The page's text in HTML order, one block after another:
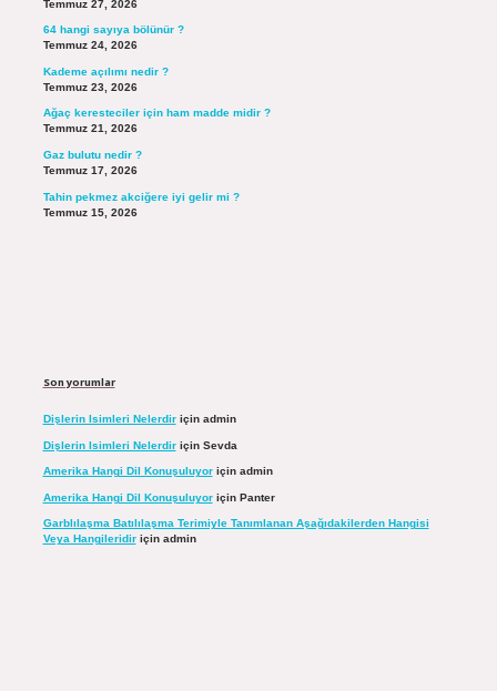
Temmuz 27, 2026
64 hangi sayıya bölünür ?
Temmuz 24, 2026
Kademe açılımı nedir ?
Temmuz 23, 2026
Ağaç keresteciler için ham madde midir ?
Temmuz 21, 2026
Gaz bulutu nedir ?
Temmuz 17, 2026
Tahin pekmez akciğere iyi gelir mi ?
Temmuz 15, 2026
Son yorumlar
Dişlerin Isimleri Nelerdiriçin admin
Dişlerin Isimleri Nelerdiriçin Sevda
Amerika Hangi Dil Konuşuluyoriçin admin
Amerika Hangi Dil Konuşuluyoriçin Panter
Garblılaşma Batılılaşma Terimiyle Tanımlanan Aşağıdakilerden Hangisi
Veya Hangileridiriçin admin